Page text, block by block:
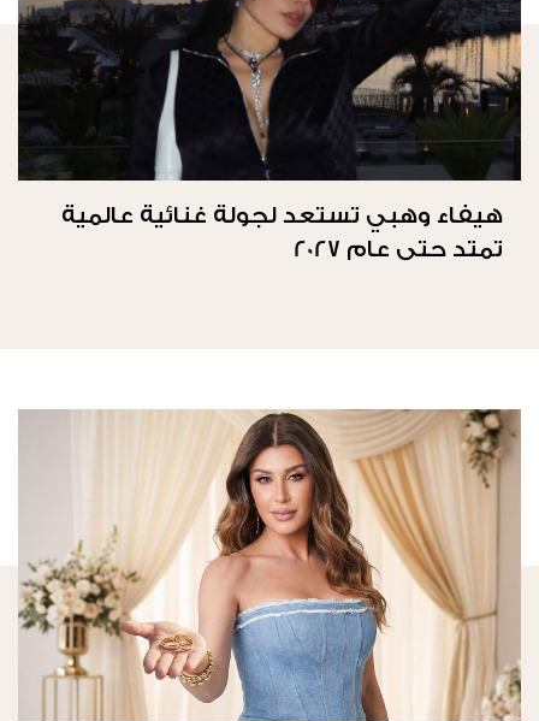
هيفاء وهبي تستعد لجولة غنائية عالمية
تمتد حتى عام 2027